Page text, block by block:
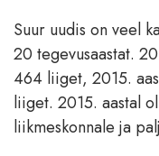
Suur uudis on veel
20 tegevusaastat.
464 liiget, 2015.
liiget. 2015. aastal
liikmeskonnale ja